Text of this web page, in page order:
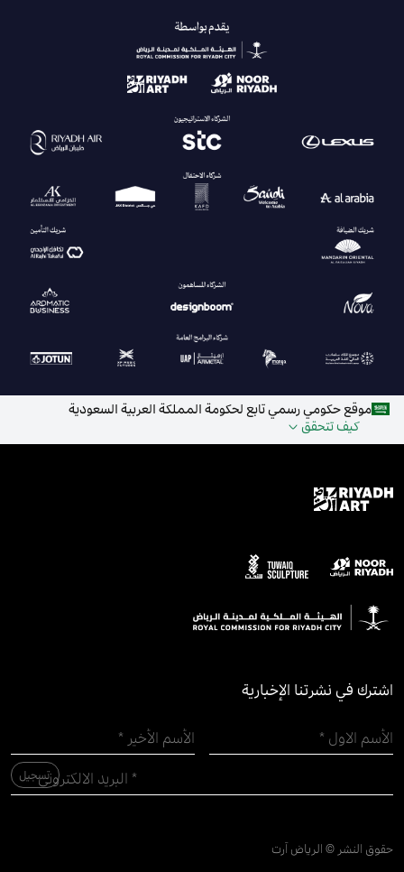
موقع حكومي رسمي تابع لحكومة المملكة العربية السعودية
كيف تتحقق
اشترك في نشرتنا الإخبارية
حقوق النشر © الرياض آرت